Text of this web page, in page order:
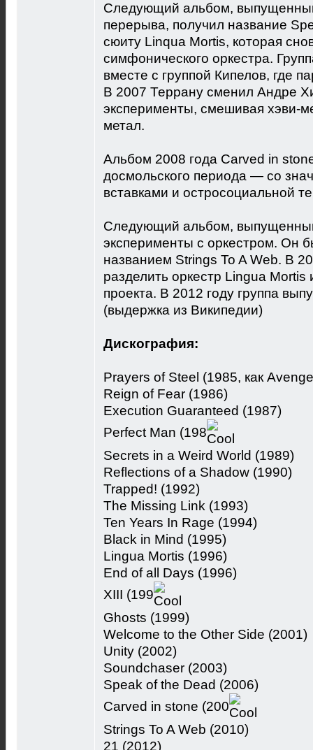
Следующий альбом,
перерыва, получил название
сюиту Linqua Mortis, которая
симфонического оркестра.
вместе с группой Кипелов, где
В 2007 Террану сменил Андре
эксперименты, смешивая хэви-
метал.
Альбом 2008 года Carved in
досмольского периода — со
вставками и остросоциальной
Следующий альбом,
эксперименты с оркестром. Он
названием Strings To A Web. В
разделить оркестр Lingua Mortis
проекта. В 2012 году группа
(выдержка из Википедии)
Дискография:
Prayers of Steel (1985, как
Reign of Fear (1986)
Execution Guaranteed (1987)
Perfect Man (198
Secrets in a Weird World (1989)
Reflections of a Shadow (1990)
Trapped! (1992)
The Missing Link (1993)
Ten Years In Rage (1994)
Black in Mind (1995)
Lingua Mortis (1996)
End of all Days (1996)
XIII (199
Ghosts (1999)
Welcome to the Other Side (2001)
Unity (2002)
Soundchaser (2003)
Speak of the Dead (2006)
Carved in stone (200
Strings To A Web (2010)
21 (2012)